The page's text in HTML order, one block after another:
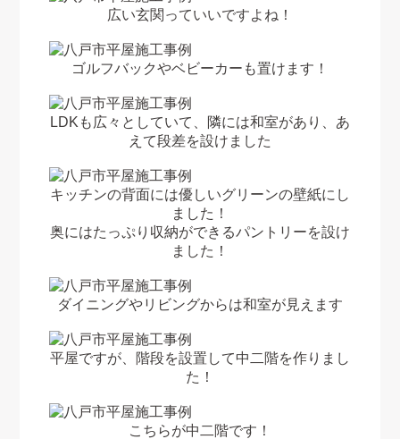
広い玄関っていいですよね！
ゴルフバックやベビーカーも置けます！
LDKも広々としていて、隣には和室があり、あ
えて段差を設けました
キッチンの背面には優しいグリーンの壁紙にし
ました！
奥にはたっぷり収納ができるパントリーを設け
ました！
ダイニングやリビングからは和室が見えます
平屋ですが、階段を設置して中二階を作りまし
た！
こちらが中二階です！